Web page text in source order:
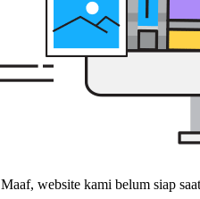
Maaf, website kami belum siap